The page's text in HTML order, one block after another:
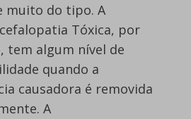
muito do tipo. A
Tóxica, por
tem algum nível de
quando a
causadora é removida
A